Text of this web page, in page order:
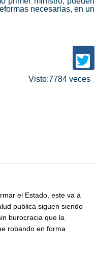
necesarias, en un
Visto:7784 veces
el Estado, este va a
publica siguen siendo
burocracia que la
robando en forma